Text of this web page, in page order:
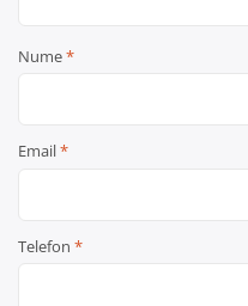
Nume*
Email*
Telefon *